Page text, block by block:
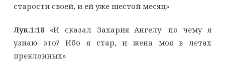
старости своей, и ей уже шестой месяц»
Лук.1:18«И сказал Захария Ангелу: по чему я
узнаю это? Ибо я стар, и жена моя в летах
преклонных»